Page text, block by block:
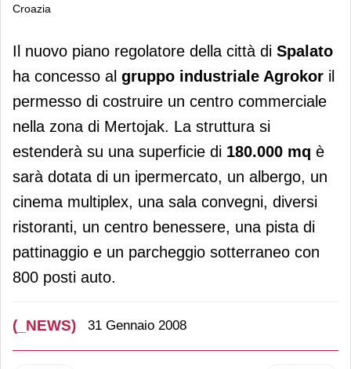
Croazia
Croazia
Il nuovo piano regolatore della città di Spalato
ha concesso al gruppo industriale Agrokor il
permesso di costruire un centro commerciale
nella zona di Mertojak. La struttura si
estenderà su una superficie di 180.000 mq è
sarà dotata di un ipermercato, un albergo, un
cinema multiplex, una sala convegni, diversi
ristoranti, un centro benessere, una pista di
pattinaggio e un parcheggio sotterraneo con
800 posti auto.
(_NEWS) 31 Gennaio 2008